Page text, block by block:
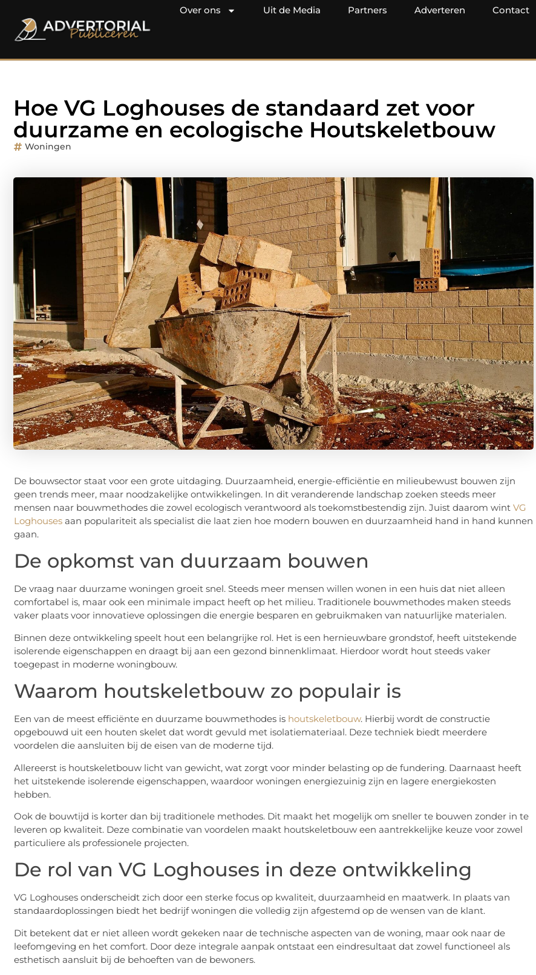
Over ons Uit de Media Partners Adverteren Contact
Hoe VG Loghouses de standaard zet voor
duurzame en ecologische Houtskeletbouw
Woningen
De bouwsector staat voor een grote uitdaging. Duurzaamheid, energie-efficiëntie en milieubewust bouwen zijn
geen trends meer, maar noodzakelijke ontwikkelingen. In dit veranderende landschap zoeken steeds meer
mensen naar bouwmethodes die zowel ecologisch verantwoord als toekomstbestendig zijn. Juist daarom wint VG
Loghouses aan populariteit als specialist die laat zien hoe modern bouwen en duurzaamheid hand in hand kunnen
gaan.
De opkomst van duurzaam bouwen
De vraag naar duurzame woningen groeit snel. Steeds meer mensen willen wonen in een huis dat niet alleen
comfortabel is, maar ook een minimale impact heeft op het milieu. Traditionele bouwmethodes maken steeds
vaker plaats voor innovatieve oplossingen die energie besparen en gebruikmaken van natuurlijke materialen.
Binnen deze ontwikkeling speelt hout een belangrijke rol. Het is een hernieuwbare grondstof, heeft uitstekende
isolerende eigenschappen en draagt bij aan een gezond binnenklimaat. Hierdoor wordt hout steeds vaker
toegepast in moderne woningbouw.
Waarom houtskeletbouw zo populair is
Een van de meest efficiënte en duurzame bouwmethodes is houtskeletbouw. Hierbij wordt de constructie
opgebouwd uit een houten skelet dat wordt gevuld met isolatiemateriaal. Deze techniek biedt meerdere
voordelen die aansluiten bij de eisen van de moderne tijd.
Allereerst is houtskeletbouw licht van gewicht, wat zorgt voor minder belasting op de fundering. Daarnaast heeft
het uitstekende isolerende eigenschappen, waardoor woningen energiezuinig zijn en lagere energiekosten
hebben.
Ook de bouwtijd is korter dan bij traditionele methodes. Dit maakt het mogelijk om sneller te bouwen zonder in te
leveren op kwaliteit. Deze combinatie van voordelen maakt houtskeletbouw een aantrekkelijke keuze voor zowel
particuliere als professionele projecten.
De rol van VG Loghouses in deze ontwikkeling
VG Loghouses onderscheidt zich door een sterke focus op kwaliteit, duurzaamheid en maatwerk. In plaats van
standaardoplossingen biedt het bedrijf woningen die volledig zijn afgestemd op de wensen van de klant.
Dit betekent dat er niet alleen wordt gekeken naar de technische aspecten van de woning, maar ook naar de
leefomgeving en het comfort. Door deze integrale aanpak ontstaat een eindresultaat dat zowel functioneel als
esthetisch aansluit bij de behoeften van de bewoners.